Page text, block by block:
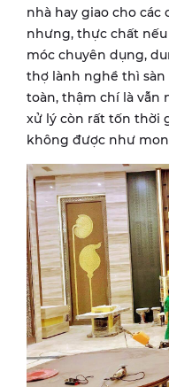
nhà hay giao cho
nhưng, thực chất
móc chuyên dụng,
thợ lành nghề thì sàn
toàn, thậm chí là vẫn
xử lý còn rất tốn thời
không được như